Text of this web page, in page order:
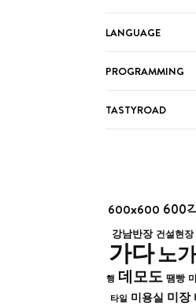
LANGUAGE
PROGRAMMING
TASTYROAD
600x600 600
강남반장 건설현장
가다노
행 데모도 땜빵
타일 미용실 미장